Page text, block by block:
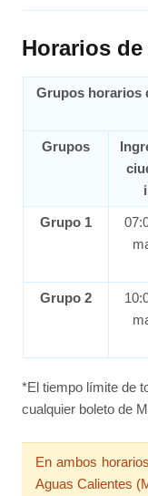
Horarios
Grupos horarios
Grupos
Grupo 1
Grupo 2
*El tiempo límite de
cualquier boleto de
En ambos
Aguas Calientes